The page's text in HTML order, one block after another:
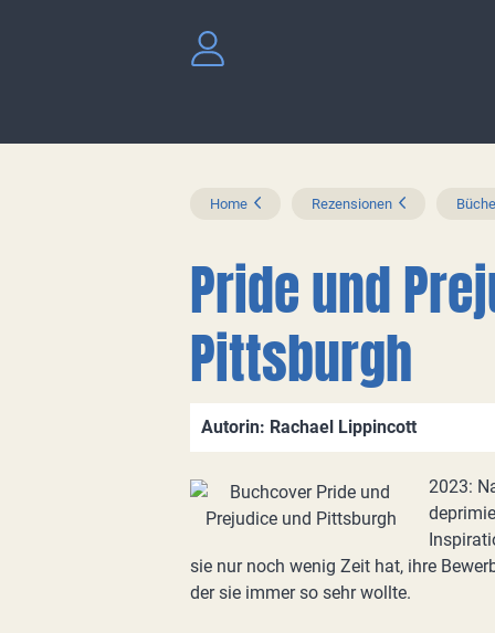
Home Rezensionen
Pride und
Pittsburgh
Autorin: Rachael Lippincott
2023:
sie nur noch wenig Zeit hat, ihre
der sie immer so sehr wollte.